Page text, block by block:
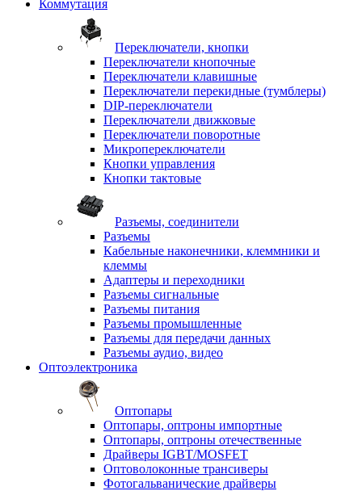
Коммутация
Переключатели, кнопки
Переключатели кнопочные
Переключатели клавишные
Переключатели перекидные (тумблеры)
DIP-переключатели
Переключатели движковые
Переключатели поворотные
Микропереключатели
Кнопки управления
Кнопки тактовые
Разъемы, соединители
Разъемы
Кабельные наконечники, клеммники и
клеммы
Адаптеры и переходники
Разъемы сигнальные
Разъемы питания
Разъемы промышленные
Разъемы для передачи данных
Разъемы аудио, видео
Оптоэлектроника
Оптопары
Оптопары, оптроны импортные
Оптопары, оптроны отечественные
Драйверы IGBT/MOSFET
Оптоволоконные трансиверы
Фотогальванические драйверы